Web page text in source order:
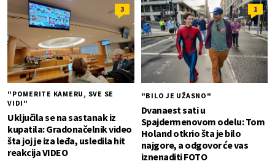
3
"POMERITE KAMERU, SVE SE
VIDI"
Uključila se na sastanak iz
kupatila: Gradonačelnik video
šta joj je iza leđa, usledila hit
reakcija VIDEO
1
"BILO JE UŽASNO"
Dvanaest sati u
Spajdermenovom odelu: Tom
Holand otkrio šta je bilo
najgore, a odgovor će vas
iznenaditi FOTO